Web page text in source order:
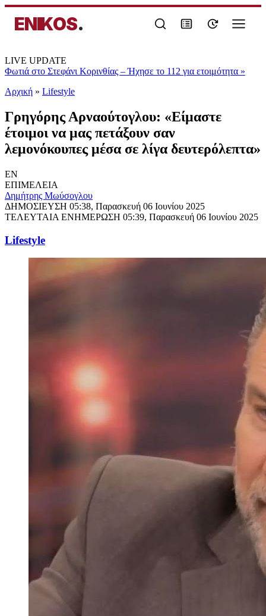
ENIKOS.
LIVE UPDATE
Φωτιά στο Στεφάνι Κορινθίας – Ήχησε το 112 για ετοιμότητα »
Αρχική » Lifestyle
Γρηγόρης Αρναούτογλου: «Είμαστε
έτοιμοι να μας πετάξουν σαν
λεμονόκουπες μέσα σε λίγα δευτερόλεπτα»
EN
ΕΠΙΜΕΛΕΙΑ
Δημήτρης Μωύσογλου
ΔΗΜΟΣΙΕΥΣΗ 05:38, Παρασκευή 06 Ιουνίου 2025
ΤΕΛΕΥΤΑΙΑ ΕΝΗΜΕΡΩΣΗ 05:39, Παρασκευή 06 Ιουνίου 2025
Lifestyle